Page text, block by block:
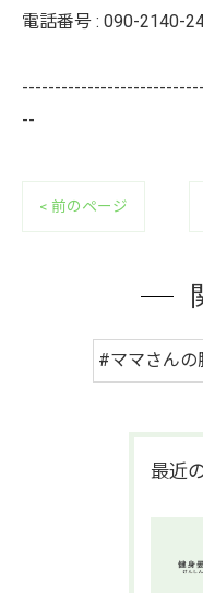
電話番号 : 090-2140-
--
< 前のページ
#ママさんの
最近